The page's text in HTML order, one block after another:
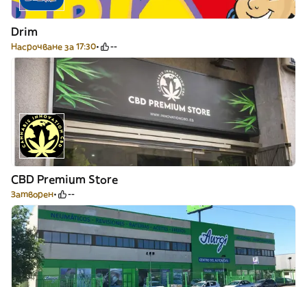
Drim
Насрочване за 17:30 --
CBD Premium Store
Затворен --